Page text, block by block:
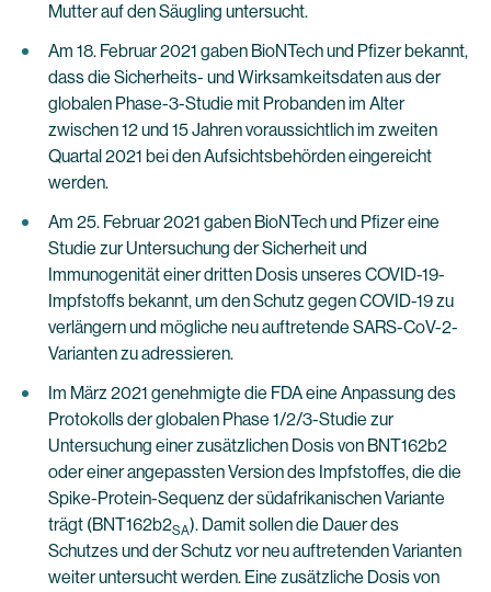
Mutter auf den Säugling untersucht.
Am 18. Februar 2021 gaben BioNTech und Pfizer bekannt,
dass die Sicherheits- und Wirksamkeitsdaten aus der
globalen Phase-3-Studie mit Probanden im Alter
zwischen 12 und 15 Jahren voraussichtlich im zweiten
Quartal 2021 bei den Aufsichtsbehörden eingereicht
werden.
Am 25. Februar 2021 gaben BioNTech und Pfizer eine
Studie zur Untersuchung der Sicherheit und
Immunogenität einer dritten Dosis unseres COVID-19-
Impfstoffs bekannt, um den Schutz gegen COVID-19 zu
verlängern und mögliche neu auftretende SARS-CoV-2-
Varianten zu adressieren.
Im März 2021 genehmigte die FDA eine Anpassung des
Protokolls der globalen Phase 1/2/3-Studie zur
Untersuchung einer zusätzlichen Dosis von BNT162b2
oder einer angepassten Version des Impfstoffes, die die
Spike-Protein-Sequenz der südafrikanischen Variante
trägt (BNT162b2SA). Damit sollen die Dauer des
Schutzes und der Schutz vor neu auftretenden Varianten
weiter untersucht werden. Eine zusätzliche Dosis von